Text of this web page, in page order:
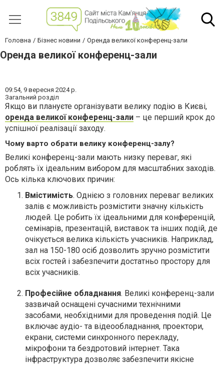
Головна Бізнес новини Оренда великої конференц-зали
Оренда великої конференц-зали
09:54, 9 вересня 2024 р.
Загальний розділ
Якщо ви плануєте організувати велику подію в Києві,
оренда великої конференц-зали – це перший крок до
успішної реалізації заходу.
Чому варто обрати велику конференц-залу?
Великі конференц-зали мають низку переваг, які
роблять їх ідеальним вибором для масштабних заходів.
Ось кілька ключових причин:
Вмістимість. Однією з головних переваг великих
залів є можливість розмістити значну кількість
людей. Це робить їх ідеальними для конференцій,
семінарів, презентацій, виставок та інших подій, де
очікується велика кількість учасників. Наприклад,
зал на 150-180 осіб дозволить зручно розмістити
всіх гостей і забезпечити достатньо простору для
всіх учасників.
Професійне обладнання. Великі конференц-зали
зазвичай оснащені сучасними технічними
засобами, необхідними для проведення подій. Це
включає аудіо- та відеообладнання, проектори,
екрани, системи синхронного перекладу,
мікрофони та бездротовий інтернет. Така
інфраструктура дозволяє забезпечити якісне